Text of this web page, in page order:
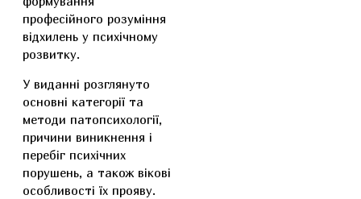
професійного розуміння
відхилень у психічному
розвитку.
У виданні розглянуто
основні категорії та
методи патопсихології,
причини виникнення і
перебіг психічних
порушень, а також вікові
особливості їх прояву.